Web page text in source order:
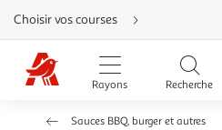
Aller
directement
au
contenu
Aller
directement
Aller
Choisir vos courses
Rayons Recherche
Sauces BBQ, burger et autres